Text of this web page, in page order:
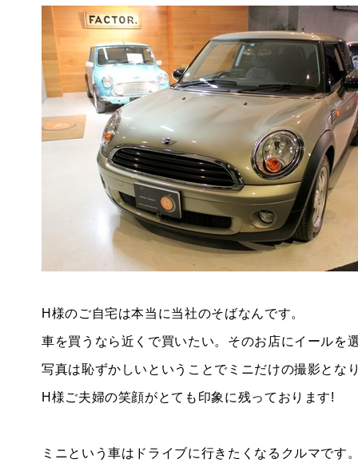
工場
お問い合わせ
BMW MINIサービス工場
iR TECH FACTORY
H様のご自宅は本当に当社のそばなんです。
車を買うなら近くで買いたい。そのお店にイールを
写真は恥ずかしいということでミニだけの撮影とな
H様ご夫婦の笑顔がとても印象に残っております!
ミニという車はドライブに行きたくなるクルマです。